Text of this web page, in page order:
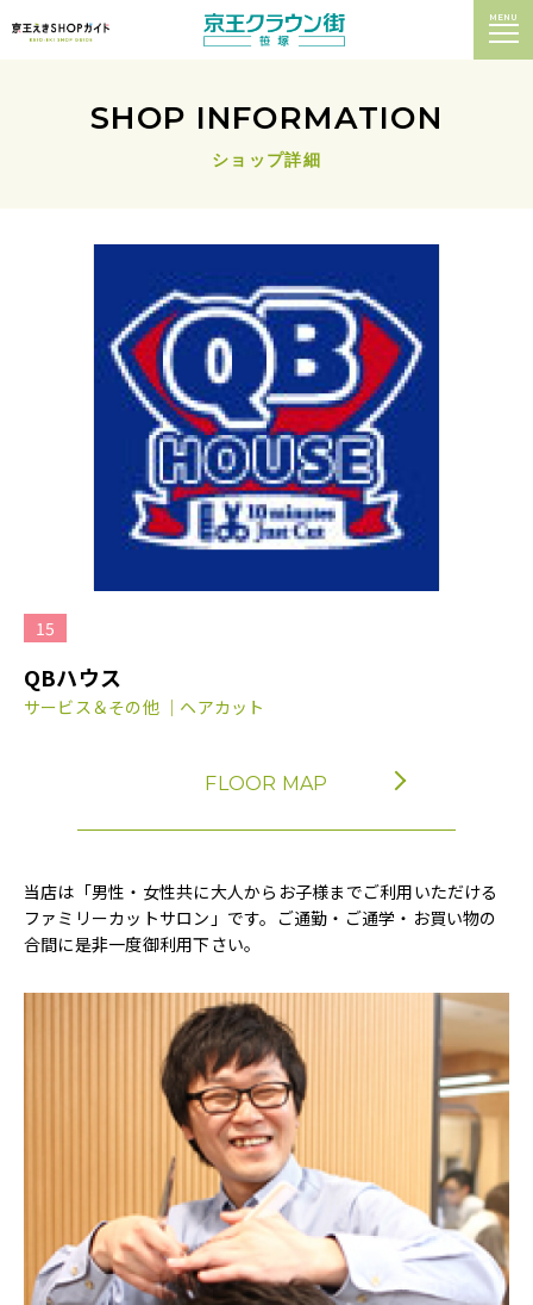
MENU
SHOP INFORMATION
ショップ詳細
15
QBハウス
サービス＆その他 ｜ヘアカット
FLOOR MAP
当店は「男性・女性共に大人からお子様までご利用いただける
ファミリーカットサロン」です。ご通勤・ご通学・お買い物の
合間に是非一度御利用下さい。